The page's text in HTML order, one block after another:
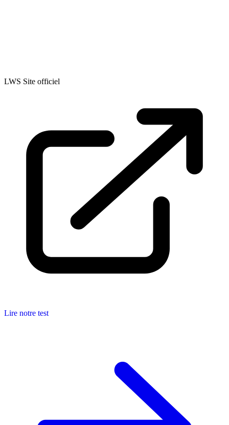
LWS Site officiel
Lire notre test